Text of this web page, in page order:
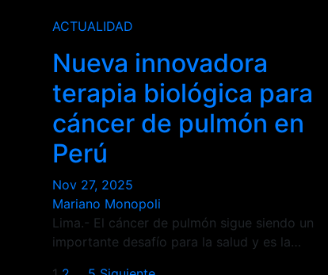
ACTUALIDAD
Nueva innovadora
terapia biológica para
cáncer de pulmón en
Perú
Nov 27, 2025
Mariano Monopoli
Lima.- El cáncer de pulmón sigue siendo un
importante desafío para la salud y es la…